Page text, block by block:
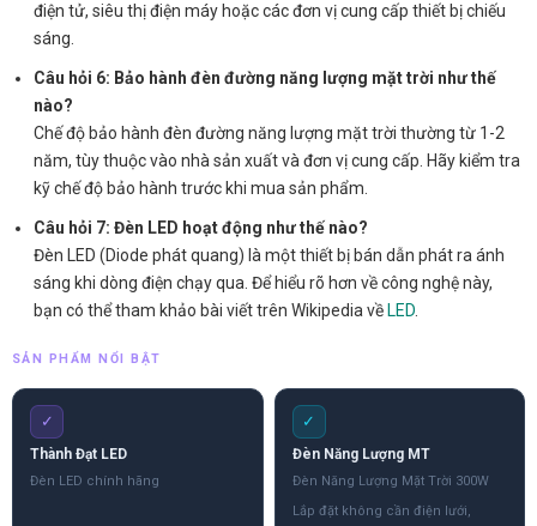
điện tử, siêu thị điện máy hoặc các đơn vị cung cấp thiết bị chiếu
sáng.
Câu hỏi 6: Bảo hành đèn đường năng lượng mặt trời như thế
nào?
Chế độ bảo hành đèn đường năng lượng mặt trời thường từ 1-2
năm, tùy thuộc vào nhà sản xuất và đơn vị cung cấp. Hãy kiểm tra
kỹ chế độ bảo hành trước khi mua sản phẩm.
Câu hỏi 7: Đèn LED hoạt động như thế nào?
Đèn LED (Diode phát quang) là một thiết bị bán dẫn phát ra ánh
sáng khi dòng điện chạy qua. Để hiểu rõ hơn về công nghệ này,
bạn có thể tham khảo bài viết trên Wikipedia về LED
SẢN PHẨM NỔI BẬT
✓
Thành Đạt LED
Đèn LED chính hãng
✓
Đèn Năng Lượng MT
Đèn Năng Lượng Mặt Trời 300W
Lắp đặt không cần điện lưới,